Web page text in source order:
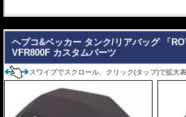
ヘプコ&ベッカー タンク/リアバッグ 「
VFR800F カスタムパーツ
スワイプでスクロール、クリック(タップ)で拡大